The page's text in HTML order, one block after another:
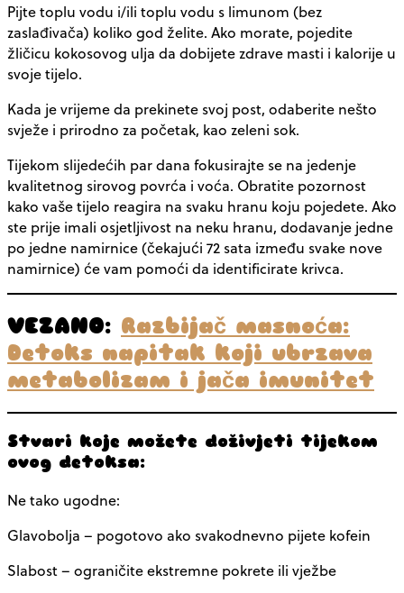
Pijte toplu vodu i/ili toplu vodu s limunom (bez
zaslađivača) koliko god želite. Ako morate, pojedite
žličicu kokosovog ulja da dobijete zdrave masti i kalorije u
svoje tijelo.
Kada je vrijeme da prekinete svoj post, odaberite nešto
svježe i prirodno za početak, kao zeleni sok.
Tijekom slijedećih par dana fokusirajte se na jedenje
kvalitetnog sirovog povrća i voća. Obratite pozornost
kako vaše tijelo reagira na svaku hranu koju pojedete. Ako
ste prije imali osjetljivost na neku hranu, dodavanje jedne
po jedne namirnice (čekajući 72 sata između svake nove
namirnice) će vam pomoći da identificirate krivca.
VEZANO: Razbijač masnoća:
Detoks napitak koji ubrzava
metabolizam i jača imunitet
Stvari koje možete doživjeti tijekom
ovog detoksa:
Ne tako ugodne:
Glavobolja – pogotovo ako svakodnevno pijete kofein
Slabost – ograničite ekstremne pokrete ili vježbe